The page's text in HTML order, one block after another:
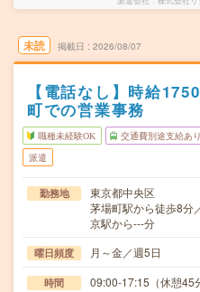
未読 掲載日 2026/08/07
【電話なし】時給
町での営業事務
職種未経験OK 交通費別途支給あり
派遣
勤務地
東京都中央区
茅場町駅から徒歩8分
京駅から---分
曜日頻度 月～金／週5日
時間 09:00-17:15（休憩45